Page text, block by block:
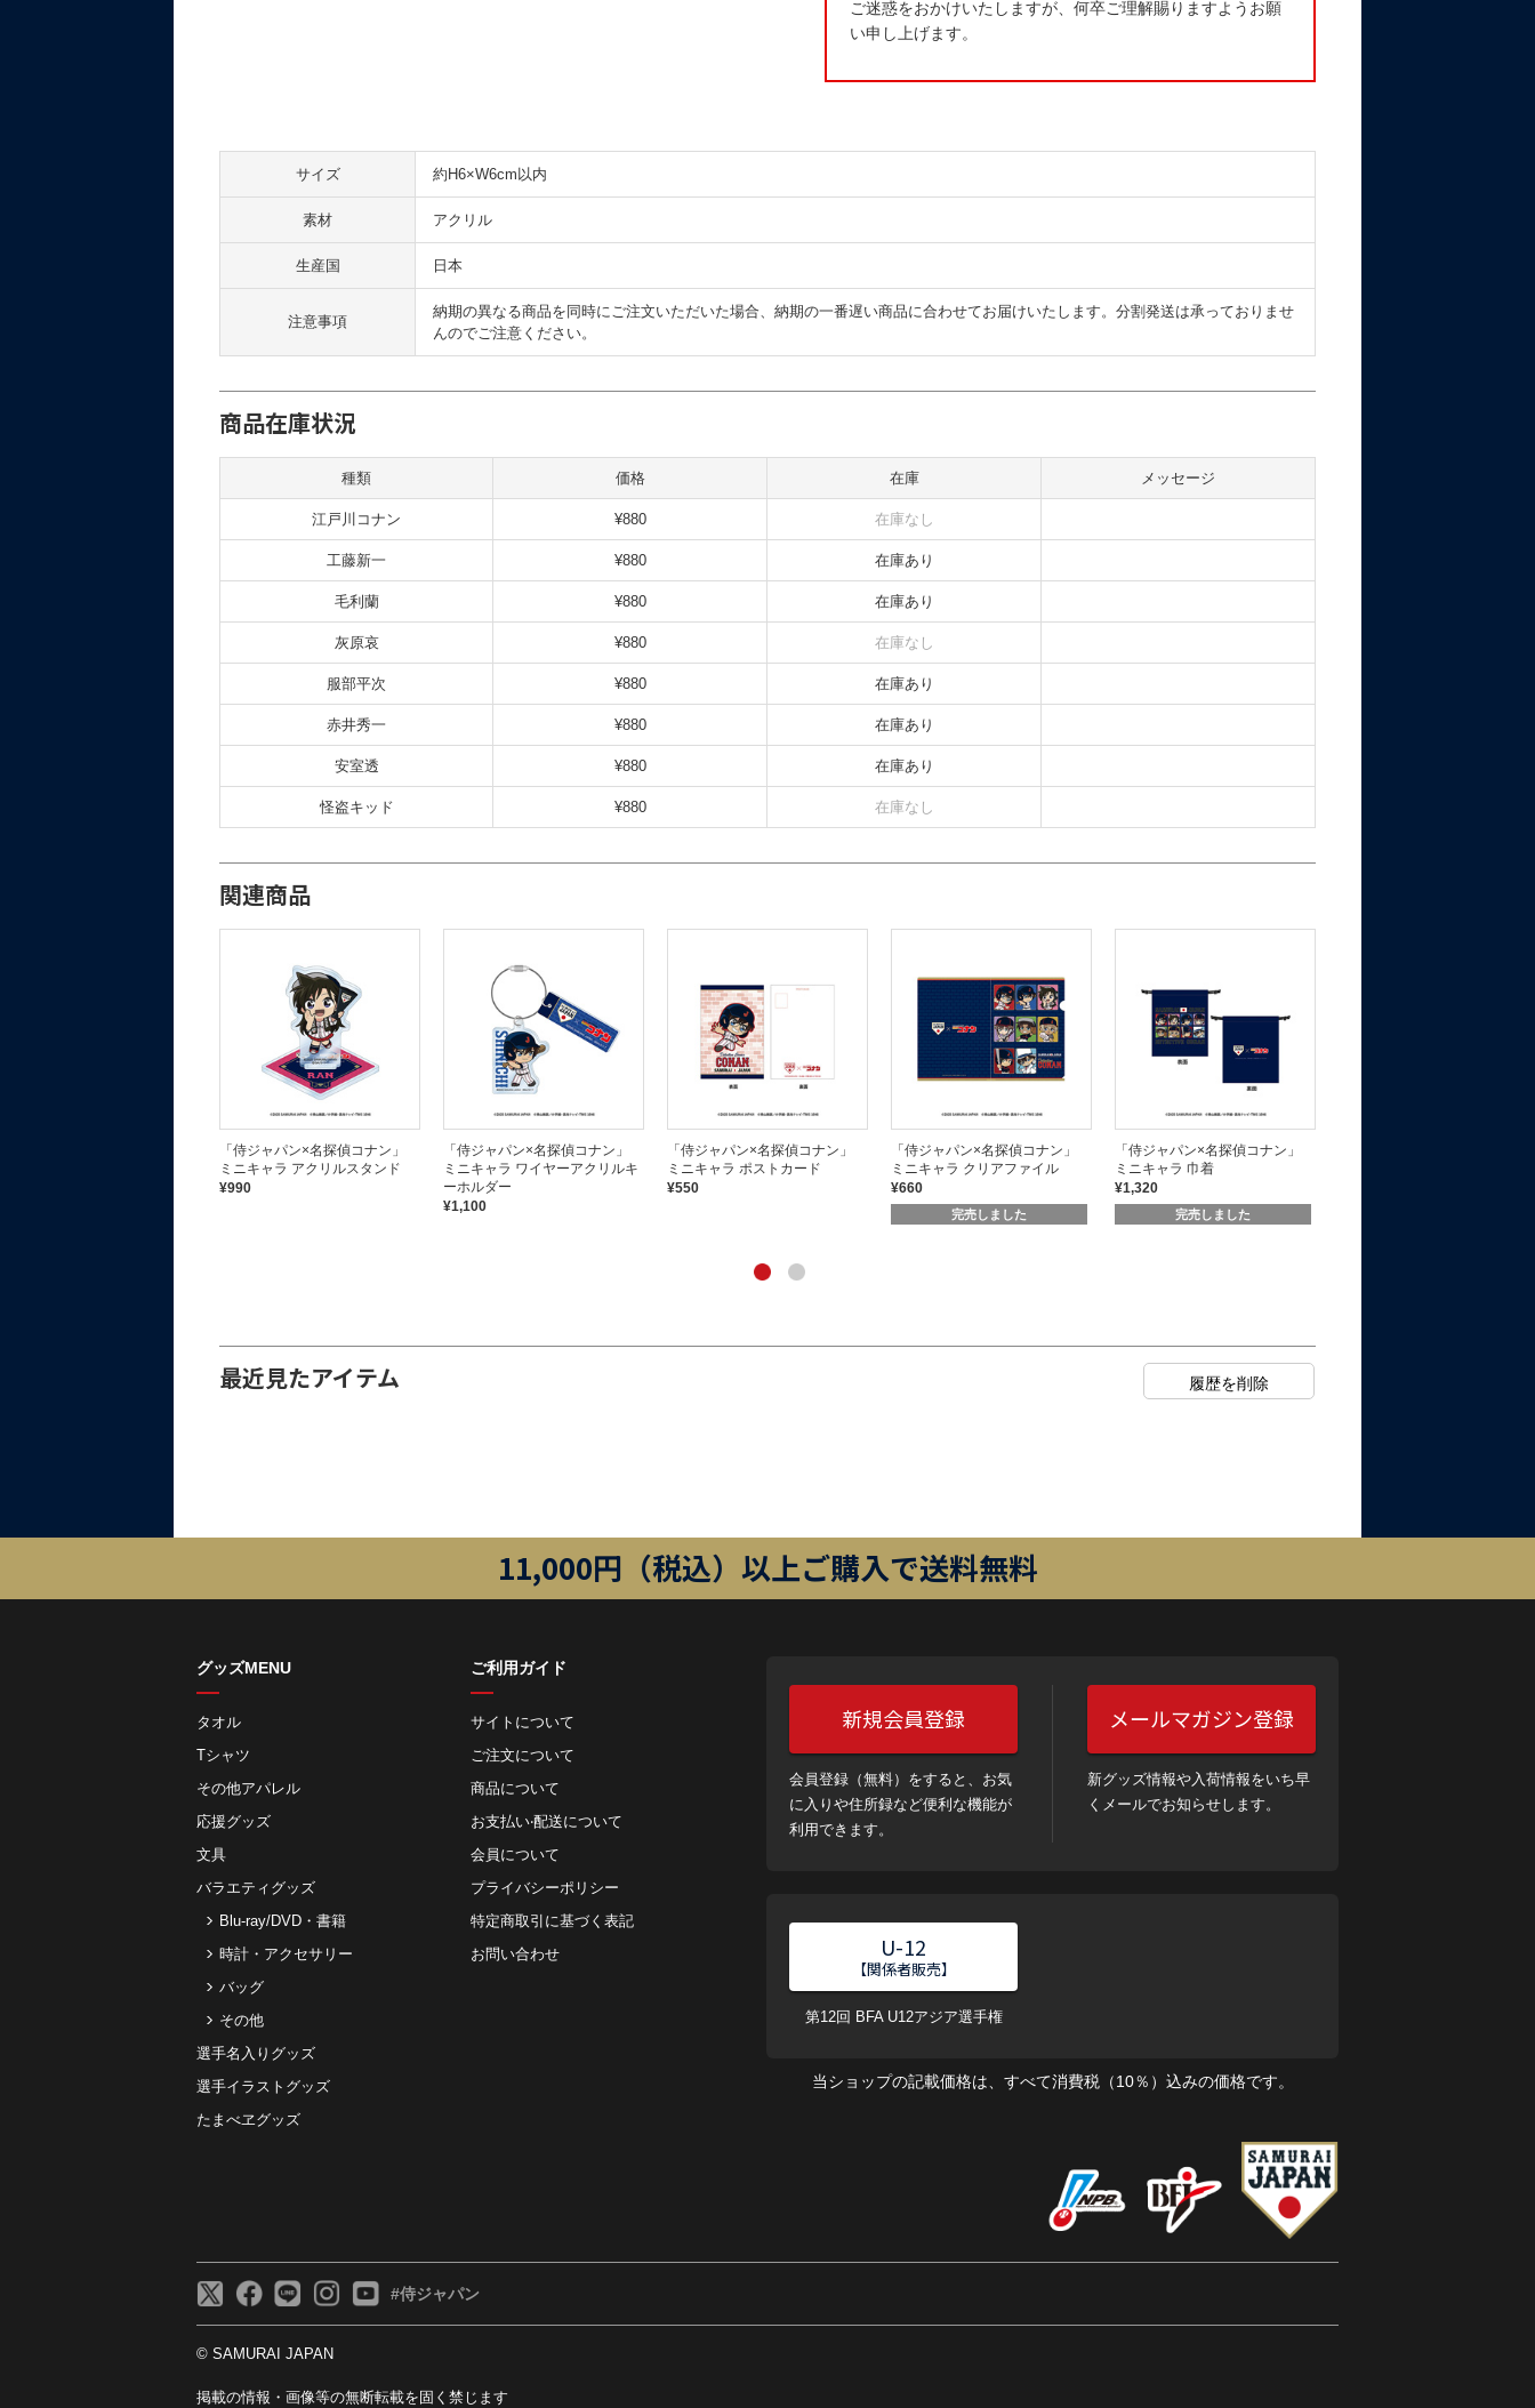
ご迷惑をおかけいたしますが、何卒ご理解賜りますようお願
い申し上げます。
サイズ 約H6×W6cm以内
素材 アクリル
生産国 日本
注意事項
納期の異なる商品を同時にご注文いただいた場合、納期の一番遅い商品に合わせてお届けいたします。分割発送は承っておりませ
んのでご注意ください。
商品在庫状況
種類 価格 在庫 メッセージ
江戸川コナン ¥880 在庫なし
工藤新一 ¥880 在庫あり
毛利蘭 ¥880 在庫あり
灰原哀 ¥880 在庫なし
服部平次 ¥880 在庫あり
赤井秀一 ¥880 在庫あり
安室透 ¥880 在庫あり
怪盗キッド ¥880 在庫なし
関連商品
「侍ジャパン×名探偵コナン」
ミニキャラ アクリルスタンド
¥990
「侍ジャパン×名探偵コナン」
ミニキャラ ワイヤーアクリルキ
ーホルダー
¥1,100
「侍ジャパン×名探偵コナン」
ミニキャラ ポストカード
¥550
「侍ジャパン×名探偵コナン」
ミニキャラ クリアファイル
¥660
完売しました
「侍ジャパン×名探偵コナン」
ミニキャラ 巾着
¥1,320
完売しました
最近見たアイテム
11,000円（税込）以上ご購入で送料無料
グッズMENU
タオル
Tシャツ
その他アパレル
応援グッズ
文具
バラエティグッズ
Blu-ray/DVD・書籍
時計・アクセサリー
バッグ
その他
選手名入りグッズ
選手イラストグッズ
たまべヱグッズ
ご利用ガイド
サイトについて
ご注⽂について
商品について
お⽀払い‧配送について
会員について
プライバシーポリシー
特定商取引に基づく表記
お問い合わせ
新規会員登録
会員登録（無料）をすると、お気
に入りや住所録など便利な機能が
利用できます。
メールマガジン登録
新グッズ情報や入荷情報をいち早
くメールでお知らせします。
U-12
【関係者販売】
第12回 BFA U12アジア選手権
当ショップの記載価格は、すべて消費税（10％）込みの価格です。
#侍ジャパン
© SAMURAI JAPAN
掲載の情報・画像等の無断転載を固く禁じます